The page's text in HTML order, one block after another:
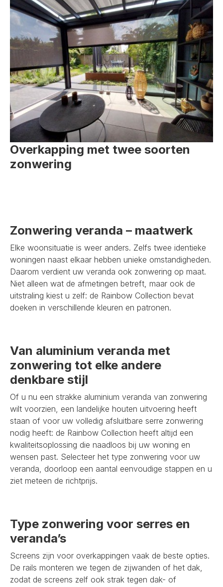
Overkapping met twee soorten
zonwering
Zonwering veranda – maatwerk
Elke woonsituatie is weer anders. Zelfs twee identieke
woningen naast elkaar hebben unieke omstandigheden.
Daarom verdient uw veranda ook zonwering op maat.
Niet alleen wat de afmetingen betreft, maar ook de
uitstraling kiest u zelf: de Rainbow Collection bevat
doeken in verschillende kleuren en patronen.
Van aluminium veranda met
zonwering tot elke andere
denkbare stijl
Of u nu een strakke aluminium veranda van zonwering
wilt voorzien, een landelijke houten uitvoering heeft
staan of voor uw volledig afsluitbare serre zonwering
nodig heeft: de Rainbow Collection heeft altijd een
kwaliteitsoplossing die naadloos bij uw woning en
wensen past. Selecteer het type zonwering voor uw
veranda, doorloop een aantal eenvoudige stappen en u
ziet meteen de richtprijs.
Type zonwering voor serres en
veranda’s
Screens zijn voor overkappingen vaak de beste opties.
De rails monteren we tegen de zijwanden of het dak,
zodat de screens zelf ook strak tegen dak- of